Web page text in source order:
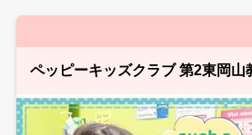
ペッピーキッズクラブ 第2東岡山